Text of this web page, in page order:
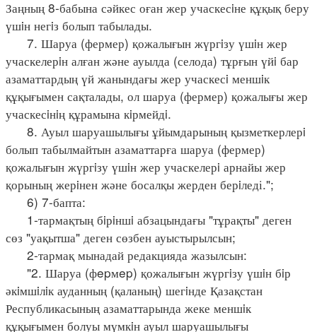
Заңның 8-бабына сәйкес оған жер учаскесiне құқық беру
үшiн негiз болып табылады.
7. Шаруа (фермер) қожалығын жүргiзу үшiн жер
учаскелерiн алған және ауылда (селода) тұрғын үйi бар
азаматтардың үй жанындағы жер учаскесi меншiк
құқығымен сақталады, ол шаруа (фермер) қожалығы жер
учаскесiнiң құрамына кiрмейдi.
8. Ауыл шаруашылығы ұйымдарының қызметкерлерi
болып табылмайтын азаматтарға шаруа (фермер)
қожалығын жүргiзу үшiн жер учаскелерi арнайы жер
қорының жерiнен және босалқы жерден берiледі.";
6) 7-бапта:
1-тармақтың бiрiншi абзацындағы "тұрақты" деген
сөз "уақытша" деген сөзбен ауыстырылсын;
2-тармақ мынадай редакцияда жазылсын:
"2. Шаруа (фepмep) қожалығын жүргiзу үшiн бiр
әкiмшiлiк ауданның (қаланың) шегiнде Қазақстан
Республикасының азаматтарында жеке меншiк
құқығымен болуы мүмкiн ауыл шаруашылығы